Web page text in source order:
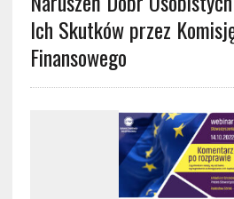
Ich Skutków przez
Finansowego